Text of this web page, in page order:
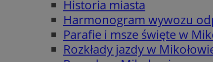
Historia miasta
Harmonogram wywozu
Parafie i msze święte w
Rozkłady jazdy w